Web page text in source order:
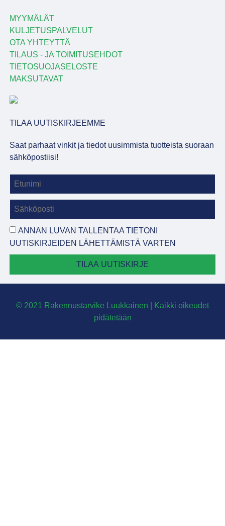
MYYMÄLÄT
KULJETUSPALVELUT
OTA YHTEYTTÄ
TILAUS - JA TOIMITUSEHDOT
TIETOSUOJASELOSTE
MAKSUTAVAT
TILAA UUTISKIRJEEMME
Saat parhaat vinkit ja tiedot uusimmista tuotteista suoraan
sähköpostiisi!
ANNAN LUVAN TALLENTAA TIETONI
UUTISKIRJEIDEN LÄHETTÄMISTÄ VARTEN
TILAA UUTISKIRJE
© 2021 Rakennustarvike Luukkainen | Kaikki oikeudet
pidätetään